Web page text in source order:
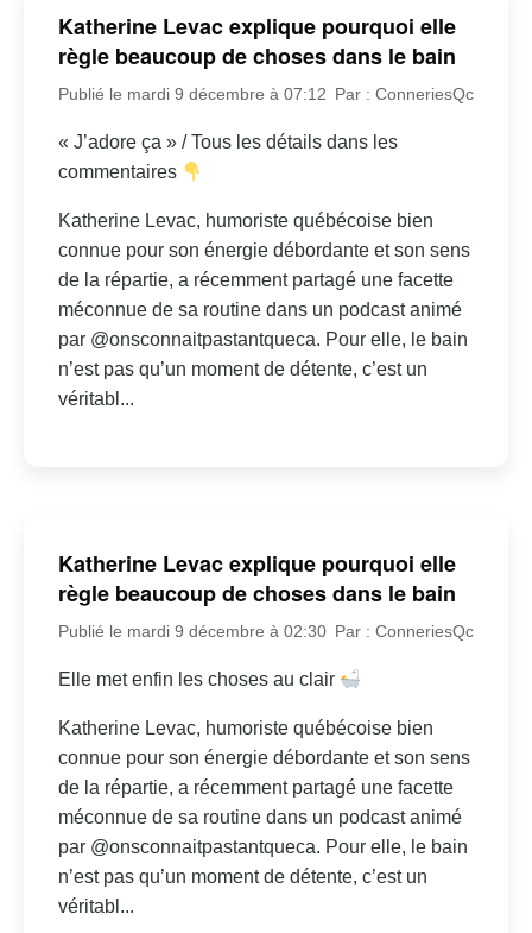
Katherine Levac explique pourquoi elle
règle beaucoup de choses dans le bain
Publié le mardi 9 décembre à 07:12 Par : ConneriesQc
« J’adore ça » / Tous les détails dans les
commentaires
Katherine Levac, humoriste québécoise bien
connue pour son énergie débordante et son sens
de la répartie, a récemment partagé une facette
méconnue de sa routine dans un podcast animé
par @onsconnaitpastantqueca. Pour elle, le bain
n’est pas qu’un moment de détente, c’est un
véritabl...
Katherine Levac explique pourquoi elle
règle beaucoup de choses dans le bain
Publié le mardi 9 décembre à 02:30 Par : ConneriesQc
Elle met enfin les choses au clair
Katherine Levac, humoriste québécoise bien
connue pour son énergie débordante et son sens
de la répartie, a récemment partagé une facette
méconnue de sa routine dans un podcast animé
par @onsconnaitpastantqueca. Pour elle, le bain
n’est pas qu’un moment de détente, c’est un
véritabl...